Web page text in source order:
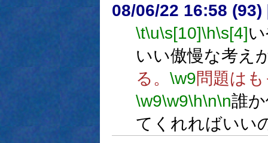
08/06/22 16:58 (93)
\t\u\s[10]\h\s[4]
いい傲慢な考え
る。 \w9問題は
\w9\w9\h\n\n誰
てくれればいい